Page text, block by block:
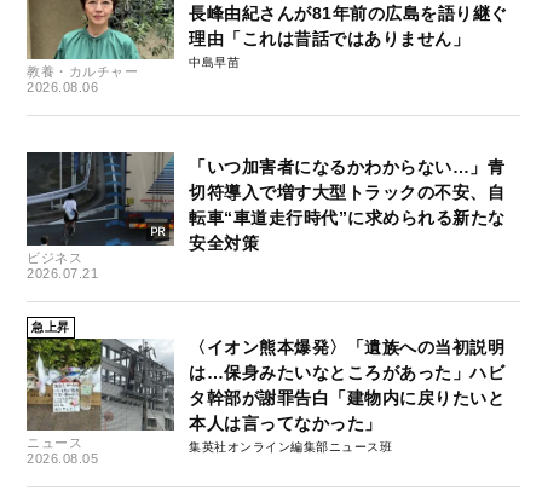
教養・カルチャー
2026.08.06
長峰由紀さんが81年前の広島を語り継ぐ
理由「これは昔話ではありません」
中島早苗
ビジネス
2026.07.21
「いつ加害者になるかわからない…」青
切符導入で増す大型トラックの不安、自
転車“車道走行時代”に求められる新たな
安全対策
急上昇
ニュース
2026.08.05
〈イオン熊本爆発〉「遺族への当初説明
は…保身みたいなところがあった」ハビ
タ幹部が謝罪告白「建物内に戻りたいと
本人は言ってなかった」
集英社オンライン編集部ニュース班